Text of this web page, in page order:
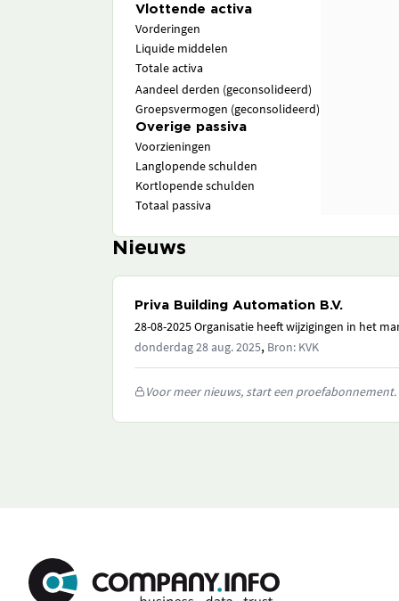
Vlottende activa
Vorderingen
Liquide middelen
Totale activa
Aandeel derden (geconsolideerd)
Groepsvermogen (geconsolideerd)
Overige passiva
Voorzieningen
Langlopende schulden
Kortlopende schulden
Totaal passiva
Nieuws
Priva Building Automation B.V.
28-08-2025 Organisatie heeft wijzigingen in het
donderdag 28 aug. 2025, Bron: KVK
Voor meer nieuws, start een proefabonnement.